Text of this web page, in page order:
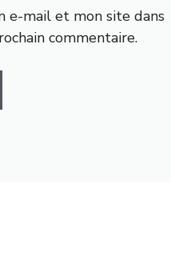
e-mail et mon site dans
commentaire.